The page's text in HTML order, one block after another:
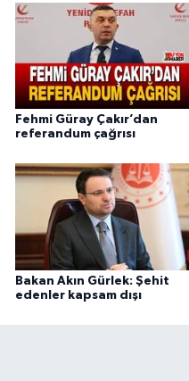
Fehmi Güray Çakır’dan
referandum çağrısı
Bakan Akın Gürlek: Şehit
edenler kapsam dışı